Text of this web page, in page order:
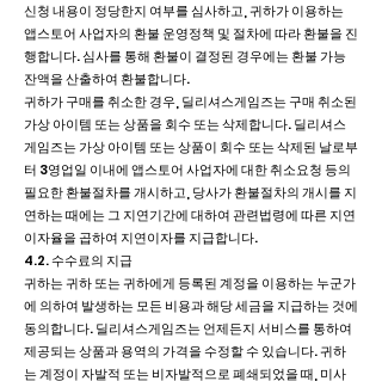
신청 내용이 정당한지 여부를 심사하고, 귀하가 이용하는
앱스토어 사업자의 환불 운영정책 및 절차에 따라 환불을 진
행합니다. 심사를 통해 환불이 결정된 경우에는 환불 가능
잔액을 산출하여 환불합니다.
귀하가 구매를 취소한 경우, 딜리셔스게임즈는 구매 취소된
가상 아이템 또는 상품을 회수 또는 삭제합니다. 딜리셔스
게임즈는 가상 아이템 또는 상품이 회수 또는 삭제된 날로부
터 3영업일 이내에 앱스토어 사업자에 대한 취소요청 등의
필요한 환불절차를 개시하고, 당사가 환불절차의 개시를 지
연하는 때에는 그 지연기간에 대하여 관련법령에 따른 지연
이자율을 곱하여 지연이자를 지급합니다.
4.2. 수수료의 지급
귀하는 귀하 또는 귀하에게 등록된 계정을 이용하는 누군가
에 의하여 발생하는 모든 비용과 해당 세금을 지급하는 것에
동의합니다. 딜리셔스게임즈는 언제든지 서비스를 통하여
제공되는 상품과 용역의 가격을 수정할 수 있습니다. 귀하
는 계정이 자발적 또는 비자발적으로 폐쇄되었을 때, 미사